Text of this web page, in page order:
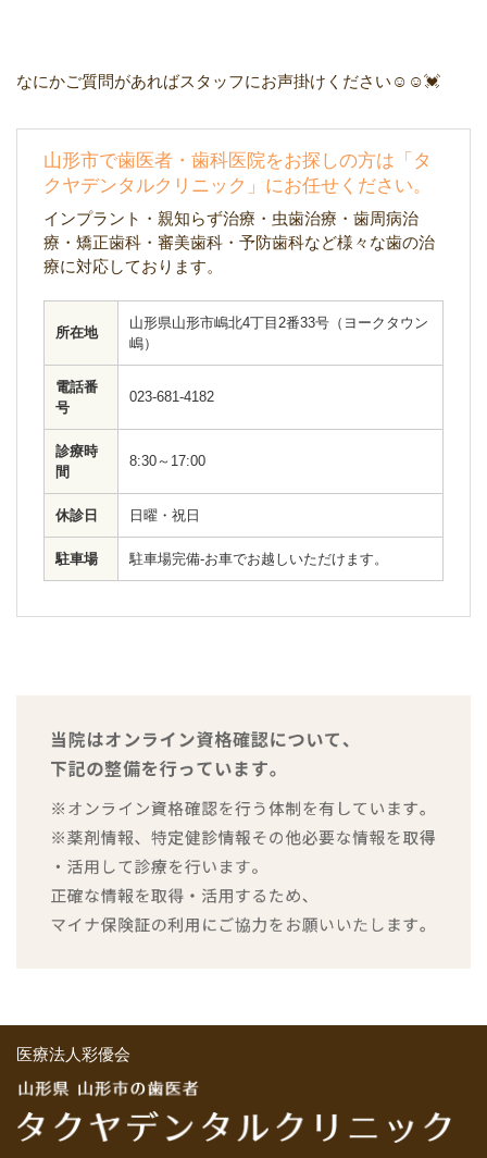
なにかご質問があればスタッフにお声掛けください☺☺💓
山形市で歯医者・歯科医院をお探しの方は「タ
クヤデンタルクリニック」にお任せください。
インプラント・親知らず治療・虫歯治療・歯周病治
療・矯正歯科・審美歯科・予防歯科など様々な歯の治
療に対応しております。
所在地
山形県山形市嶋北4丁目2番33号（ヨークタウン
嶋）
電話番
号
023-681-4182
診療時
間
8:30～17:00
休診日 日曜・祝日
駐車場 駐車場完備-お車でお越しいただけます。
医療法人彩優会